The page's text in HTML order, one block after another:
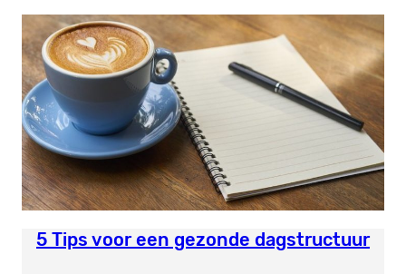
5 Tips voor een gezonde dagstructuur